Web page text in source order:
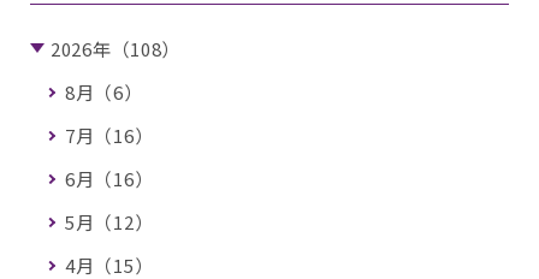
2026年（108）
8月（6）
7月（16）
6月（16）
5月（12）
4月（15）